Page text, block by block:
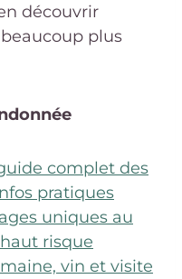
découvrir
plus
complet des
pratiques
uniques au
risque
vin et visite